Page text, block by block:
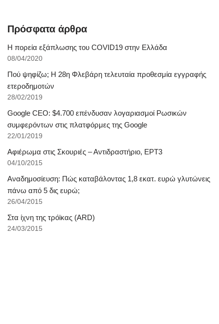
Πρόσφατα άρθρα
Η πορεία εξάπλωσης του COVID19 στην Ελλάδα
08/04/2020
Πού ψηφίζω; Η 28η Φλεβάρη τελευταία προθεσμία εγγραφής
ετεροδημοτών
28/02/2019
Google CEO: $4.700 επένδυσαν λογαριασμοί Ρωσικών
συμφερόντων στις πλατφόρμες της Google
22/01/2019
Αφιέρωμα στις Σκουριές – Αντιδραστήριο, ΕΡΤ3
04/10/2015
Αναδημοσίευση: Πώς καταβάλοντας 1,8 εκατ. ευρώ γλυτώνεις
πάνω από 5 δις ευρώ;
26/04/2015
Στα ίχνη της τρόϊκας (ARD)
24/03/2015